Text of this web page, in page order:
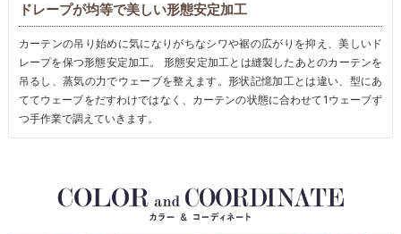
ドレープが均等で美しい形態安定加工
カーテンの吊り始めに気になりがちなシワや裾の広がりを抑え、美しいド
レープを保つ形態安定加工。 形態安定加工とは縫製したあとのカーテンを
吊るし、蒸気の力でウェーブを整えます。形状記憶加工とは違い、型にあ
ててウェーブをだすわけではなく、カーテンの状態に合わせて1ウェーブず
つ手作業で調えていきます。